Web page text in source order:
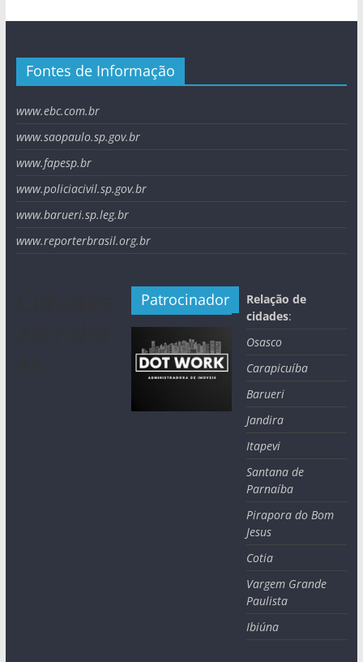
Fontes de Informação
www.ebc.com.br
www.saopaulo.sp.gov.br
www.fapesp.br
www.policiacivil.sp.gov.br
www.barueri.sp.leg.br
www.reporterbrasil.org.br
Patrocinador
Relação de
cidades:
Osasco
Carapicuíba
Barueri
Jandira
Itapevi
Santana de
Parnaíba
Pirapora do Bom
Jesus
Cotia
Vargem Grande
Paulista
Ibiúna